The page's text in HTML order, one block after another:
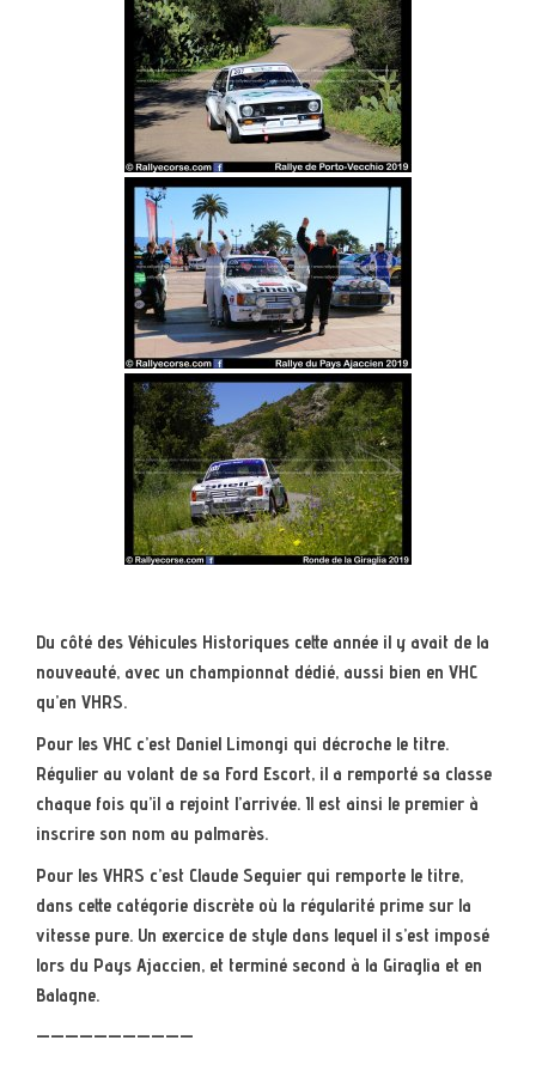
Du côté des Véhicules Historiques cette année il y avait de la
nouveauté, avec un championnat dédié, aussi bien en VHC
qu’en VHRS.
Pour les VHC c’est Daniel Limongi qui décroche le titre.
Régulier au volant de sa Ford Escort, il a remporté sa classe
chaque fois qu’il a rejoint l’arrivée. Il est ainsi le premier à
inscrire son nom au palmarès.
Pour les VHRS c’est Claude Seguier qui remporte le titre,
dans cette catégorie discrète où la régularité prime sur la
vitesse pure. Un exercice de style dans lequel il s’est imposé
lors du Pays Ajaccien, et terminé second à la Giraglia et en
Balagne.
———————————